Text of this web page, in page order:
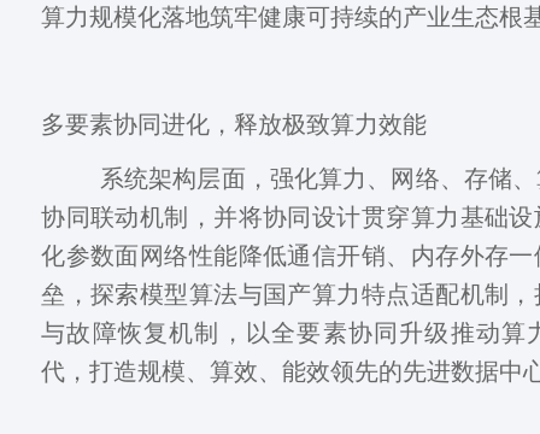
算力规模化落地筑牢健康可持续的产业生态根
多要素协同进化，释放极致算力效能
系统架构层面，强化算力、网络、存储、
协同联动机制，并将协同设计贯穿算力基础
化参数面网络性能降低通信开销、内存外存
垒，探索模型算法与国产算力特点适配机制
与故障恢复机制，以全要素协同升级推动算
代，打造规模、算效、能效领先的先进数据中